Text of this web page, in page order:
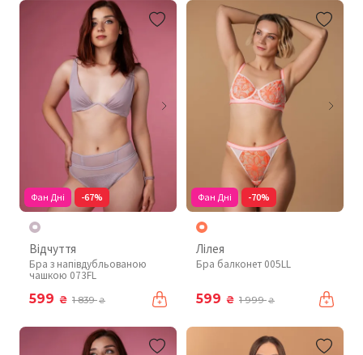
Фан Дні -67%
Відчуття
Бра з напівдубльованою
чашкою 073FL
599 ₴ 1 839₴
Фан Дні -70%
Лілея
Бра балконет 005LL
599 ₴ 1 999₴